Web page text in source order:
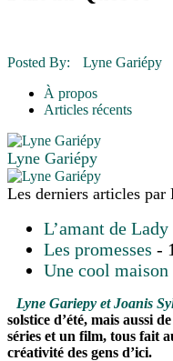
14 octobre 2015 | La
Le rendez-vous des bolides
Posted By: Lyne Gariépy
À propos
Articles récents
Lyne Gariépy
Les derniers articles par
L’amant de
Les promesses -
Une cool maison
Lyne Gariepy et Joanis
solstice d’été, mais aussi
séries et un film, tous fait
créativité des gens d’ici.